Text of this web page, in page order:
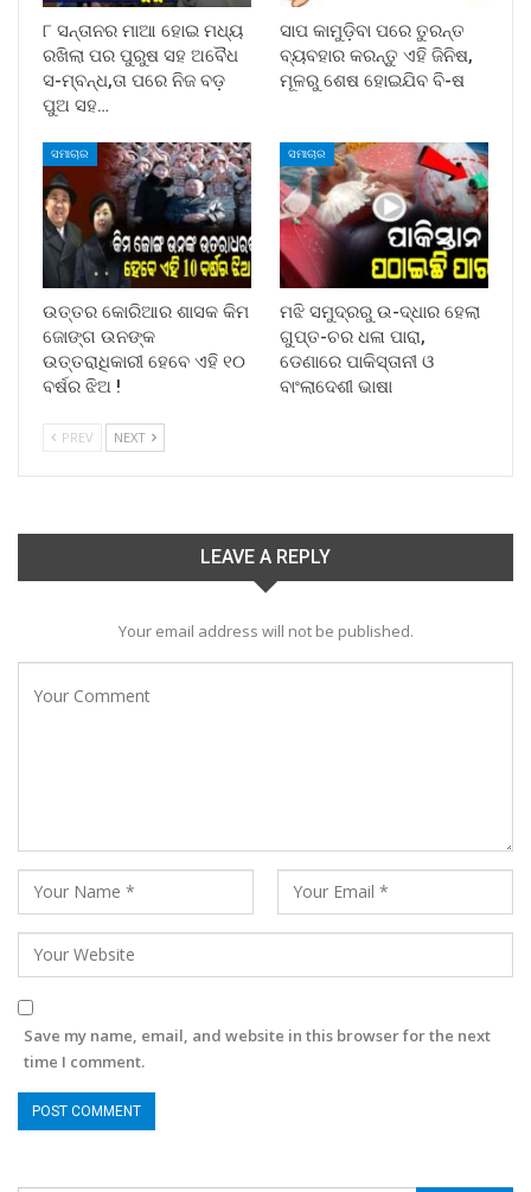
୮ ସନ୍ତାନର ମାଆ ହୋଇ ମଧ୍ୟ
ରଖିଲା ପର ପୁରୁଷ ସହ ଅବୈଧ
ସ-ମ୍ବନ୍ଧ,ତା ପରେ ନିଜ ବଡ଼
ପୁଅ ସହ…
ସାପ କାମୁଡ଼ିବା ପରେ ତୁରନ୍ତ
ବ୍ୟବହାର କରନ୍ତୁ ଏହି ଜିନିଷ,
ମୂଳରୁ ଶେଷ ହୋଇଯିବ ବି-ଷ
ସମାଚାର
ଉତ୍ତର କୋରିଆର ଶାସକ କିମ
ଜୋଙ୍ଗ ଉନଙ୍କ
ଉତ୍ତରାଧିକାରୀ ହେବେ ଏହି ୧୦
ବର୍ଷର ଝିଅ !
ସମାଚାର
ମଝି ସମୁଦ୍ରରୁ ଉ-ଦ୍ଧାର ହେଲା
ଗୁପ୍ତ-ଚର ଧଳା ପାରା,
ଡେଣାରେ ପାକିସ୍ତାନୀ ଓ
ବାଂଲାଦେଶୀ ଭାଷା
PREV NEXT
LEAVE A REPLY
Your email address will not be published.
Save my name, email, and website in this browser for the next
time I comment.